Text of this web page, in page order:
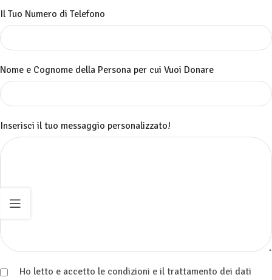
Il Tuo Numero di Telefono
Nome e Cognome della Persona per cui Vuoi Donare
Inserisci il tuo messaggio personalizzato!
Ho letto e accetto le condizioni e il trattamento dei dati